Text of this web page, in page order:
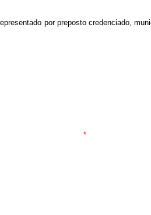
por preposto credenciado,
*